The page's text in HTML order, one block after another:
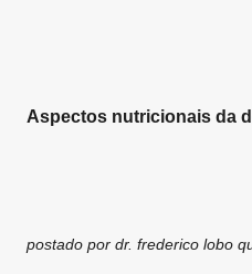
Aspectos nutricionais da
postado por dr. frederico lobo